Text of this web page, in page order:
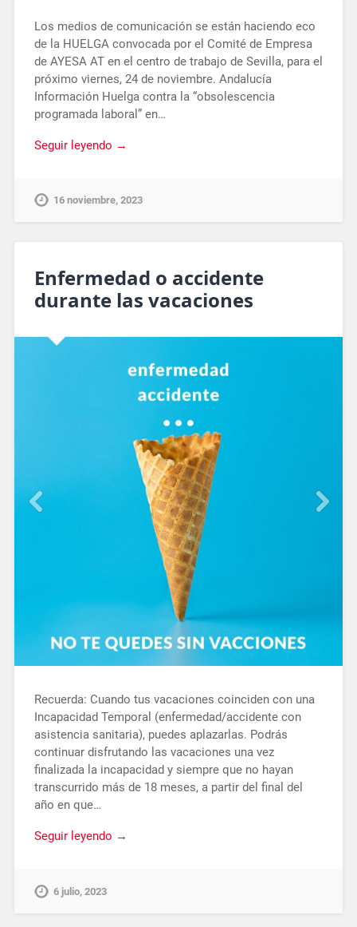
Los medios de comunicación se están haciendo eco
de la HUELGA convocada por el Comité de Empresa
de AYESA AT en el centro de trabajo de Sevilla, para el
próximo viernes, 24 de noviembre. Andalucía
Información Huelga contra la “obsolescencia
programada laboral” en…
Seguir leyendo →
16 noviembre, 2023
Enfermedad o accidente
durante las vacaciones
Recuerda: Cuando tus vacaciones coinciden con una
Incapacidad Temporal (enfermedad/accidente con
asistencia sanitaria), puedes aplazarlas. Podrás
continuar disfrutando las vacaciones una vez
finalizada la incapacidad y siempre que no hayan
transcurrido más de 18 meses, a partir del final del
año en que…
Seguir leyendo →
6 julio, 2023